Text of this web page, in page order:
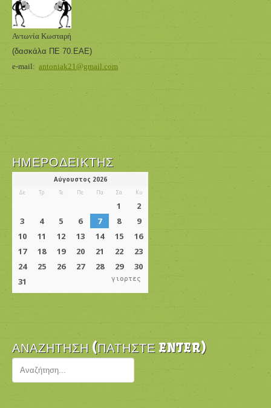
Αντωνία Κωσταρή
(δασκάλα ΠΕ 70.ΕΑΕ)
e-mail: antoniak21@gmail.com
ΗΜΕΡΟΔΕΊΚΤΗΣ
γιορτες
ΑΝΑΖΉΤΗΣΗ (ΠΑΤΉΣΤΕ ENTER)